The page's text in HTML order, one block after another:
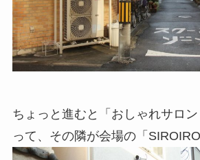
ちょっと進むと「おしゃれサロ
って、その隣が会場の「SIROIRO